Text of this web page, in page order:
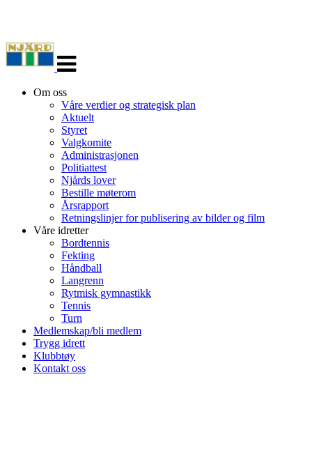
navigasjon
Om oss
Våre verdier og strategisk plan
Aktuelt
Styret
Valgkomite
Administrasjonen
Politiattest
Njårds lover
Bestille møterom
Årsrapport
Retningslinjer for publisering av bilder og film
Våre idretter
Bordtennis
Fekting
Håndball
Langrenn
Rytmisk gymnastikk
Tennis
Turn
Medlemskap/bli medlem
Trygg idrett
Klubbtøy
Kontakt oss